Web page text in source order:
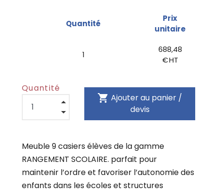
Quantité
Prix
unitaire
1
688,48
€ HT
Quantité
shopping_cart Ajouter au panier /
devis
Meuble 9 casiers élèves de la gamme
RANGEMENT SCOLAIRE. parfait pour
maintenir l’ordre et favoriser l’autonomie des
enfants dans les écoles et structures